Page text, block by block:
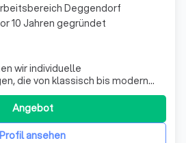
wir individuelle
die von klassisch bis modern
Ihre Bedürfnisse abgestimmt sind.
Einrichtungskonzepte, die
sondern auch das Ambiente Ihrer
Unser Fo
Profil ansehen
Angebot
Deggendorf
10 Jahren gegründet